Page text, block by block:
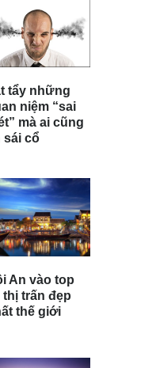
tẩy những
niệm “sai
mà ai cũng
sái cổ
An vào top
thị trấn đẹp
thế giới